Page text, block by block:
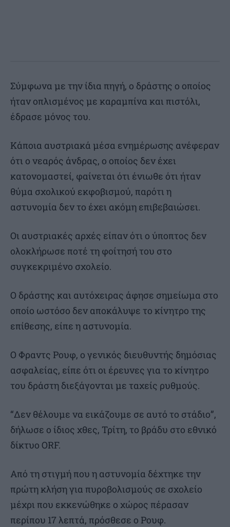
Σύμφωνα με την ίδια πηγή, ο δράστης ο οποίος
ήταν οπλισμένος με καραμπίνα και πιστόλι,
έδρασε μόνος του.
Κάποια αυστριακά μέσα ενημέρωσης ανέφεραν
ότι ο νεαρός άνδρας, ο οποίος δεν έχει
κατονομαστεί, φαίνεται ότι ένιωθε ότι ήταν
θύμα σχολικού εκφοβισμού, παρότι η
αστυνομία δεν το έχει ακόμη επιβεβαιώσει.
Οι αυστριακές αρχές είπαν ότι ο ύποπτος δεν
ολοκλήρωσε ποτέ τη φοίτησή του στο
συγκεκριμένο σχολείο.
Ο δράστης και αυτόχειρας άφησε σημείωμα στο
οποίο ωστόσο δεν αποκάλυψε το κίνητρο της
επίθεσης, είπε η αστυνομία.
Ο Φραντς Ρουφ, ο γενικός διευθυντής δημόσιας
ασφαλείας, είπε ότι οι έρευνες για το κίνητρο
του δράστη διεξάγονται με ταχείς ρυθμούς.
“Δεν θέλουμε να εικάζουμε σε αυτό το στάδιο”,
δήλωσε ο ίδιος χθες, Τρίτη, το βράδυ στο εθνικό
δίκτυο ORF.
Από τη στιγμή που η αστυνομία δέχτηκε την
πρώτη κλήση για πυροβολισμούς σε σχολείο
μέχρι που εκκενώθηκε ο χώρος πέρασαν
περίπου 17 λεπτά, πρόσθεσε ο Ρουφ.